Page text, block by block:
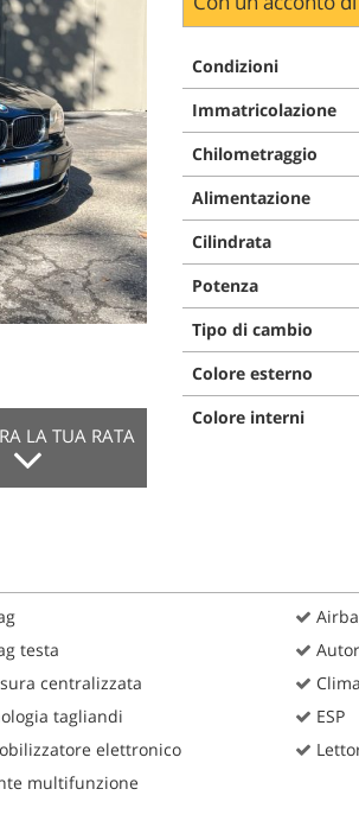
LA TUA RATA
Condizioni
Immatricolazione
Chilometraggio
Alimentazione
Cilindrata
Potenza
Tipo di cambio
Colore esterno
Colore interni
testa
centralizzata
tagliandi
elettronico
multifunzione
ESP